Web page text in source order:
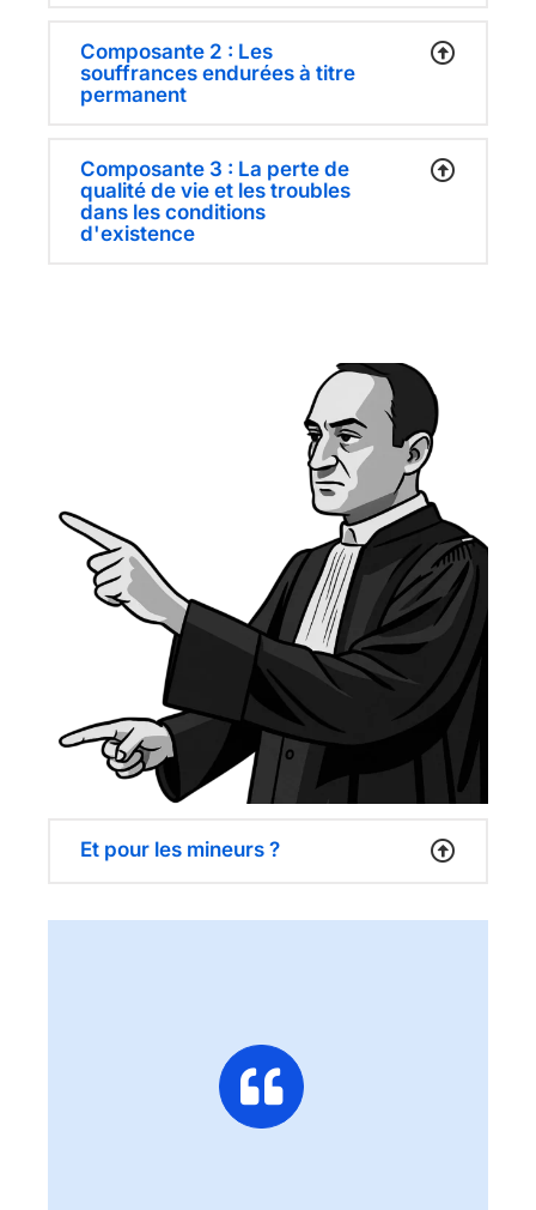
Composante 2 : Les
souffrances endurées à titre
permanent
Composante 3 : La perte de
qualité de vie et les troubles
dans les conditions
d'existence
Et pour les mineurs ?